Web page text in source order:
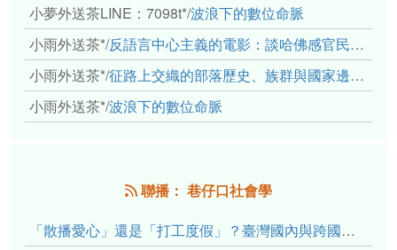
小夢外送茶LINE：7098t*/波浪下的數位命脈
小雨外送茶*/反語言中心主義的電影：談哈佛感官民族誌實驗室
小雨外送茶*/征路上交織的部落歷史、族群與國家邊界敘事： 《路有多長》、《高砂的翅膀》、《檔案／李光輝》
小雨外送茶*/波浪下的數位命脈
聯播： 巷仔口社會學
「散播愛心」還是「打工度假」？臺灣國內與跨國捐卵的利他修辭、金錢動機與身體代價